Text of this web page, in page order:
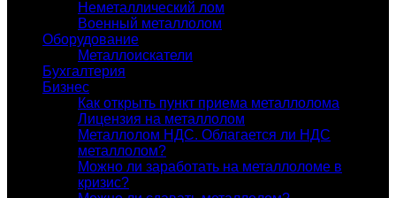
Неметаллический лом
Военный металлолом
Оборудование
Металлоискатели
Бухгалтерия
Бизнес
Как открыть пункт приема металлолома
Лицензия на металлолом
Металлолом НДС. Облагается ли НДС
металлолом?
Можно ли заработать на металлоломе в
кризис?